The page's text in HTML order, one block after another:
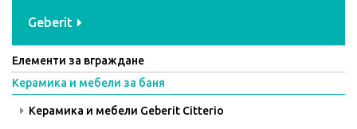
Geberit
Елементи за вграждане
Керамика и мебели за баня
Керамика и мебели Geberit Citterio